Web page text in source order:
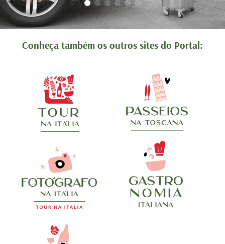
e foram muito atenciosos.
Ótimo trabalho. Podem
contratar sem medo!!!!
recebidas
Conheça também os outros sites do Portal: